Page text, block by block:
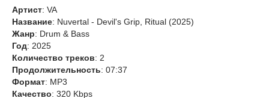
Артист: VA
Название: Nuvertal - Devil's Grip, Ritual (2025)
Жанр: Drum & Bass
Год: 2025
Количество треков: 2
Продолжительность: 07:37
Формат: MP3
Качество: 320 Kbps